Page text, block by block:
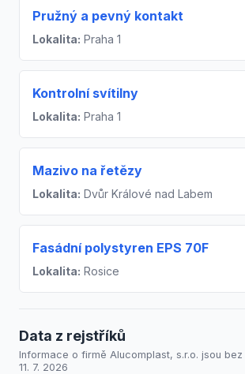
Pružný a pevný kontakt
Lokalita: Praha 1
Kontrolní svítilny
Lokalita: Praha 1
Mazivo na řetězy
Lokalita: Dvůr Králové nad Labem
Fasádní polystyren EPS 70F
Lokalita: Rosice
Data z rejstříků
Informace o firmě Alucomplast, s.r.o. jsou
11. 7. 2026